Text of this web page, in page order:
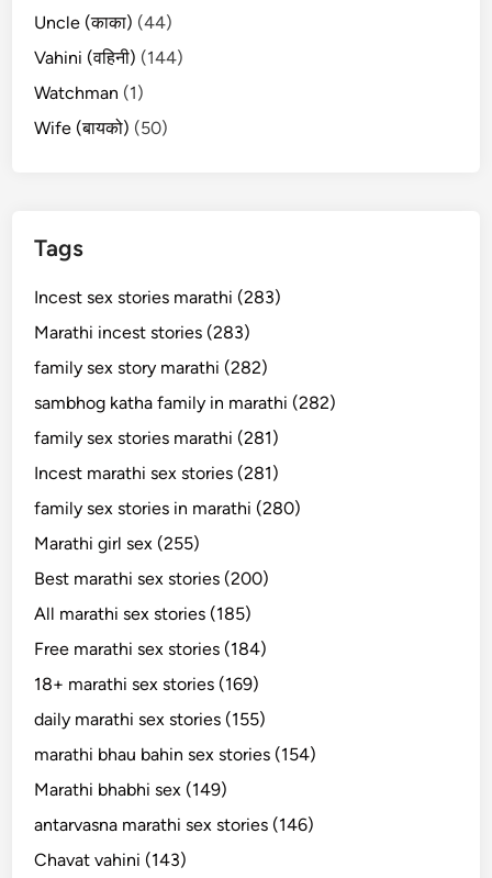
Uncle (काका) (44)
Vahini (वहिनी) (144)
Watchman (1)
Wife (बायको) (50)
Tags
Incest sex stories marathi (283)
Marathi incest stories (283)
family sex story marathi (282)
sambhog katha family in marathi (282)
family sex stories marathi (281)
Incest marathi sex stories (281)
family sex stories in marathi (280)
Marathi girl sex (255)
Best marathi sex stories (200)
All marathi sex stories (185)
Free marathi sex stories (184)
18+ marathi sex stories (169)
daily marathi sex stories (155)
marathi bhau bahin sex stories (154)
Marathi bhabhi sex (149)
antarvasna marathi sex stories (146)
Chavat vahini (143)